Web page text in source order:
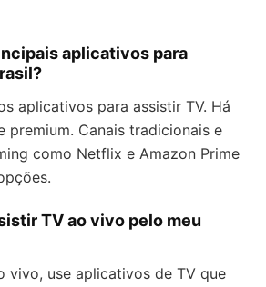
aplicativos para
aplicativos para assistir TV. Há
premium. Canais tradicionais e
como Netflix e Amazon Prime
TV ao vivo pelo meu
vivo, use aplicativos de TV que